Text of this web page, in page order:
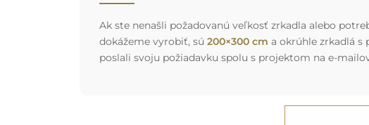
Ak ste nenašli požadovanú veľkosť zrkadla alebo
dokážeme vyrobiť, sú 200×300 cm a okrúhle zrkadlá s
poslali svoju požiadavku spolu s projektom na e-